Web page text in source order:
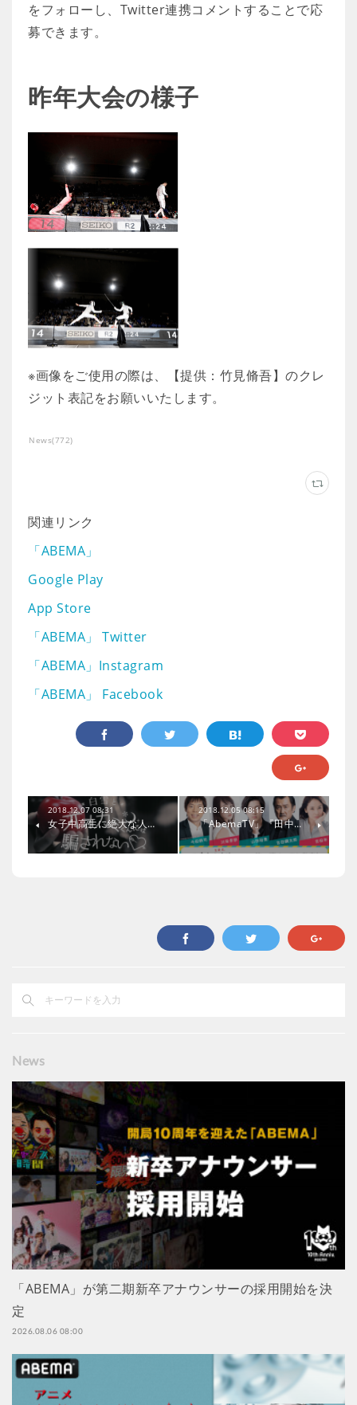
をフォローし、Twitter連携コメントすることで応
募できます。
昨年大会の様子
※画像をご使用の際は、【提供：竹見脩吾】のクレ
ジット表記をお願いいたします。
News(772)
関連リンク
「ABEMA」
Google Play
App Store
「ABEMA」 Twitter
「ABEMA」Instagram
「ABEMA」 Facebook
2018.12.07 08:31
女子中高生に絶大な人…
2018.12.05 08:15
「AbemaTV」『田中…
News
「ABEMA」が第二期新卒アナウンサーの採用開始を決
定
2026.08.06 08:00